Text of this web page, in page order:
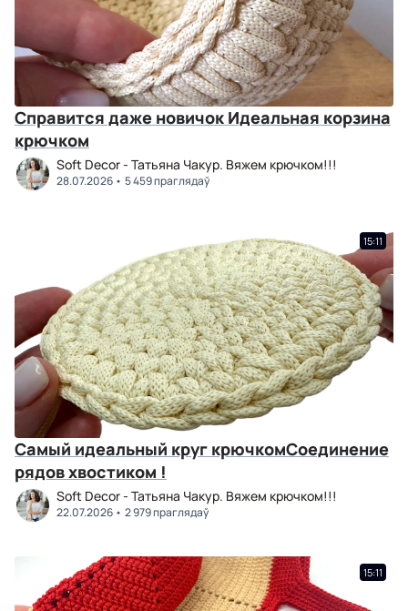
Справится даже новичок Идеальная корзина
крючком
Soft Decor - Татьяна Чакур. Вяжем крючком!!!
28.07.2026 5 459 праглядаў
15:11
Самый идеальный круг крючкомСоединение
рядов хвостиком !
Soft Decor - Татьяна Чакур. Вяжем крючком!!!
22.07.2026 2 979 праглядаў
15:11